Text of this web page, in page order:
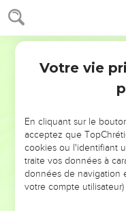
NE
ET SI LEURS
Votre vie
En cliquant sur le
acceptez que
cookies ou l'identifiant
traite vos données à
données de navigation
votre compte